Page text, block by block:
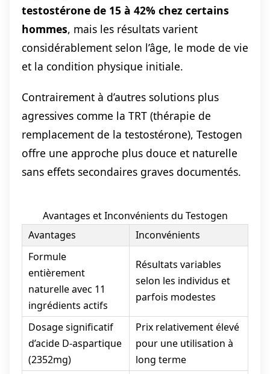
testostérone de 15 à 42% chez certains
hommes, mais les résultats varient
considérablement selon l’âge, le mode de vie
et la condition physique initiale.
Contrairement à d’autres solutions plus
agressives comme la TRT (thérapie de
remplacement de la testostérone), Testogen
offre une approche plus douce et naturelle
sans effets secondaires graves documentés.
Avantages et Inconvénients du Testogen
Avantages
Inconvénients
Formule
entièrement
naturelle avec 11
ingrédients actifs
Résultats variables
selon les individus et
parfois modestes
Dosage significatif
d’acide D-aspartique
(2352mg)
Prix relativement élevé
pour une utilisation à
long terme